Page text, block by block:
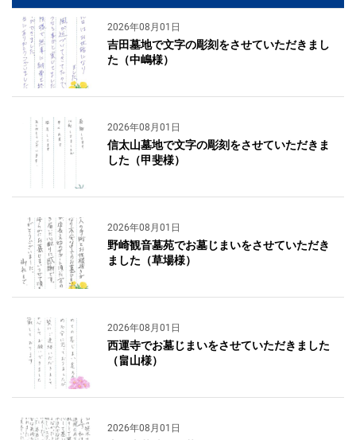
2026年08月01日
吉田墓地で文字の彫刻をさせていただきまし
た（中嶋様）
2026年08月01日
信太山墓地で文字の彫刻をさせていただきま
した（甲斐様）
2026年08月01日
野崎観音墓苑でお墓じまいをさせていただき
ました（草場様）
2026年08月01日
西運寺でお墓じまいをさせていただきました
（畠山様）
2026年08月01日